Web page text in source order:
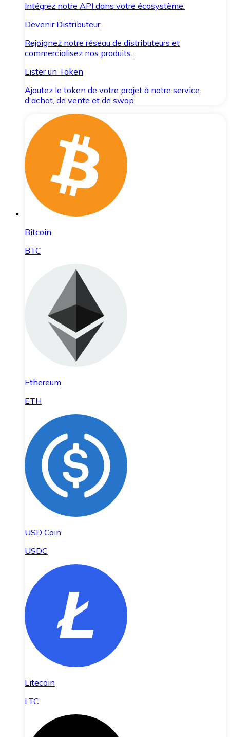
Intégrez notre API dans votre écosystème.
Devenir Distributeur
Rejoignez notre réseau de distributeurs et
commercialisez nos produits.
Lister un Token
Ajoutez le token de votre projet à notre service
d'achat, de vente et de swap.
Bitcoin
BTC
Ethereum
ETH
USD Coin
USDC
Litecoin
LTC